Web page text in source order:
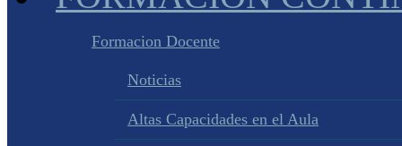
Formacion Docente
Noticias
Altas Capacidades en el Aula